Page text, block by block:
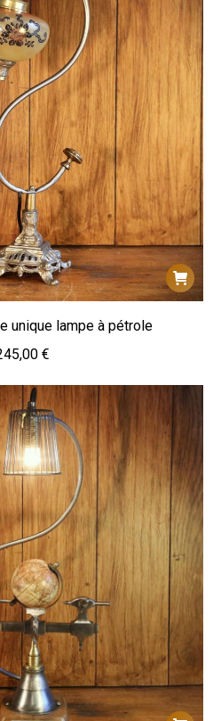
unique lampe à pétrole
€